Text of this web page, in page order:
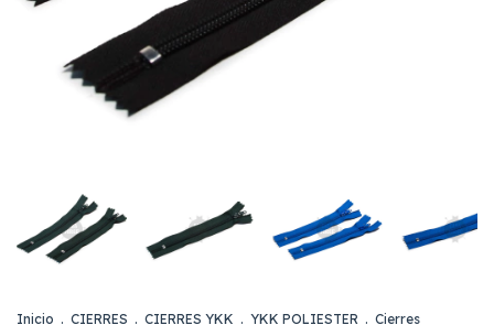
Inicio . CIERRES . CIERRES YKK . YKK POLIESTER . Cierres